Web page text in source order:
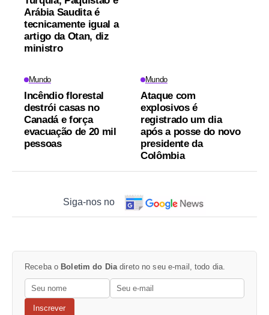
Arábia Saudita é
tecnicamente igual a
artigo da Otan, diz
ministro
Mundo
Incêndio florestal
destrói casas no
Canadá e força
evacuação de 20 mil
pessoas
Mundo
Ataque com
explosivos é
registrado um dia
após a posse do novo
presidente da
Colômbia
Siga-nos no
Receba o Boletim do Diadireto no seu e-mail, todo dia.
Inscrever